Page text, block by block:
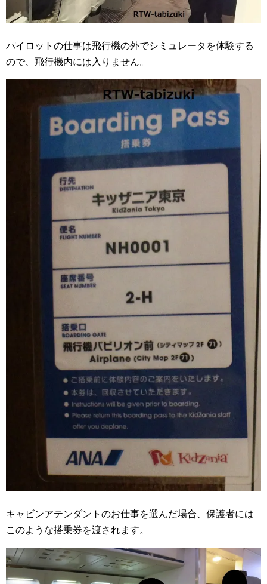
パイロットの仕事は飛行機の外でシミュレータを体験する
ので、飛行機内には入りません。
キャビンアテンダントのお仕事を選んだ場合、保護者には
このような搭乗券を渡されます。